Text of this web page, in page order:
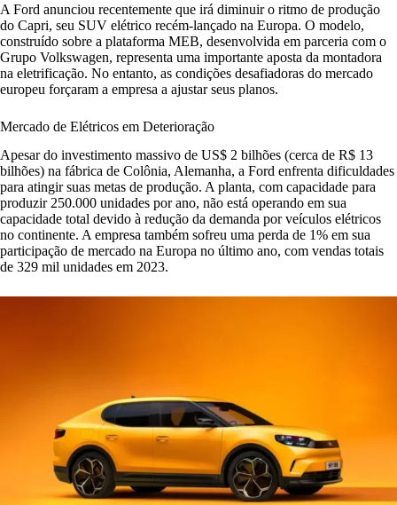
A Ford anunciou recentemente que irá diminuir o ritmo de produção
do Capri, seu SUV elétrico recém-lançado na Europa. O modelo,
construído sobre a plataforma MEB, desenvolvida em parceria com o
Grupo Volkswagen, representa uma importante aposta da montadora
na eletrificação. No entanto, as condições desafiadoras do mercado
europeu forçaram a empresa a ajustar seus planos.
Mercado de Elétricos em Deterioração
Apesar do investimento massivo de US$ 2 bilhões (cerca de R$ 13
bilhões) na fábrica de Colônia, Alemanha, a Ford enfrenta dificuldades
para atingir suas metas de produção. A planta, com capacidade para
produzir 250.000 unidades por ano, não está operando em sua
capacidade total devido à redução da demanda por veículos elétricos
no continente. A empresa também sofreu uma perda de 1% em sua
participação de mercado na Europa no último ano, com vendas totais
de 329 mil unidades em 2023.